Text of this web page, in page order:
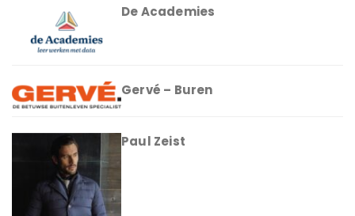
De Academies
Gervé – Buren
Paul Zeist